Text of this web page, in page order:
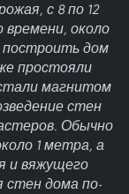
с 8 по 12
около
построить дом
простояли
магнитом
стен
Обычно
1 метра, а
и вяжущего
стен дома по-